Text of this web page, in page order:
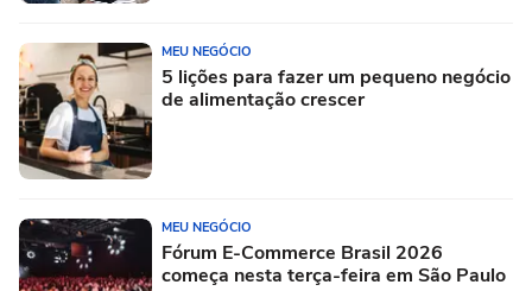
MEU NEGÓCIO
5 lições para fazer um pequeno negócio
de alimentação crescer
MEU NEGÓCIO
Fórum E-Commerce Brasil 2026
começa nesta terça-feira em São Paulo